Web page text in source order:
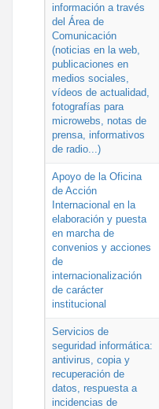
información a través
del Área de
Comunicación
(noticias en la web,
publicaciones en
medios sociales,
vídeos de actualidad,
fotografías para
microwebs, notas de
prensa, informativos
de radio...)
Apoyo de la Oficina
de Acción
Internacional en la
elaboración y puesta
en marcha de
convenios y acciones
de
internacionalización
de carácter
institucional
Servicios de
seguridad informática:
antivirus, copia y
recuperación de
datos, respuesta a
incidencias de